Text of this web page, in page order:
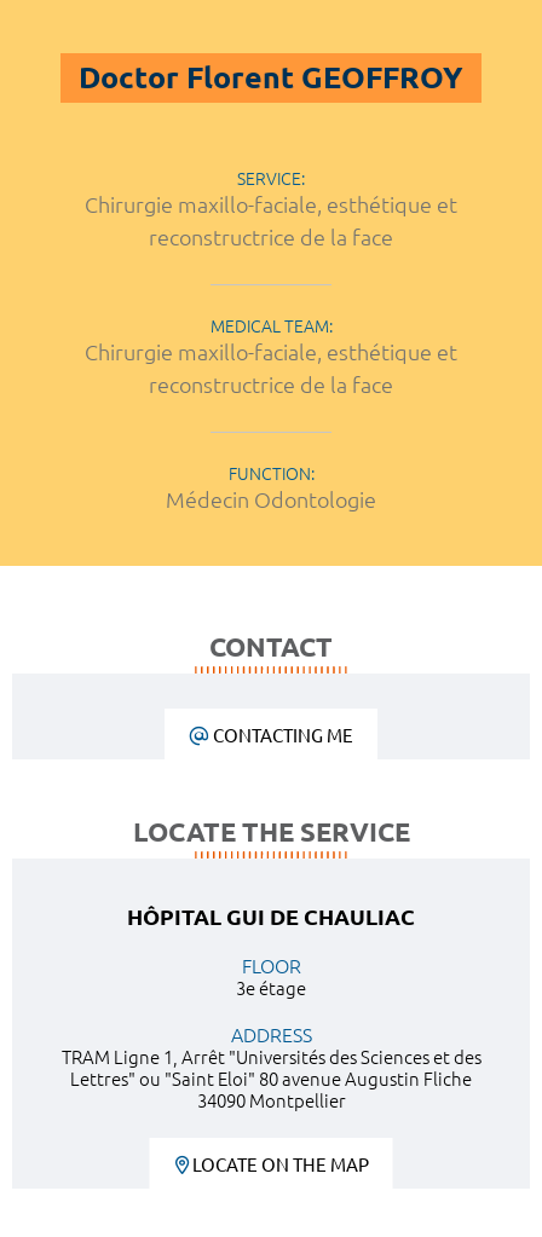
Doctor Florent GEOFFROY
SERVICE:
Chirurgie maxillo-faciale, esthétique et
reconstructrice de la face
MEDICAL TEAM:
Chirurgie maxillo-faciale, esthétique et
reconstructrice de la face
FUNCTION:
Médecin Odontologie
CONTACT
CONTACTING ME
LOCATE THE SERVICE
HÔPITAL GUI DE CHAULIAC
FLOOR
3e étage
ADDRESS
TRAM Ligne 1, Arrêt "Universités des Sciences et des
Lettres" ou "Saint Eloi" 80 avenue Augustin Fliche
34090 Montpellier
LOCATE ON THE MAP